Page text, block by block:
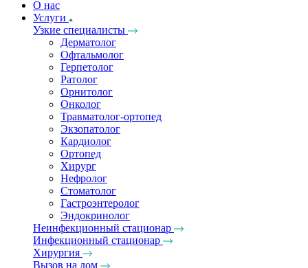
О нас
Услуги
Узкие специалисты
Дерматолог
Офтальмолог
Герпетолог
Ратолог
Орнитолог
Онколог
Травматолог-ортопед
Экзопатолог
Кардиолог
Ортопед
Хирург
Нефролог
Стоматолог
Гастроэнтеролог
Эндокринолог
Неинфекционный стационар
Инфекционный стационар
Хирургия
Вызов на дом